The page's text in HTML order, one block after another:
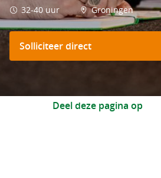
32-40 uur Groningen
Solliciteer direct
Deel deze pagina op